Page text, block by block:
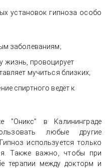
установок гипноза особо
заболеваниям;
жизнь, провоцирует
мучиться близких;
спиртного ведёт к
"Оникс" в Калининграде
любые другие
используется только
Также важно, чтобы при
терапии между докторм и